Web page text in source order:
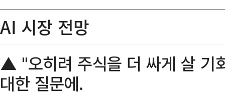
AI 시장 전망
▲ "오히려 주식을 더 싸게 살 기
대한 질문에.